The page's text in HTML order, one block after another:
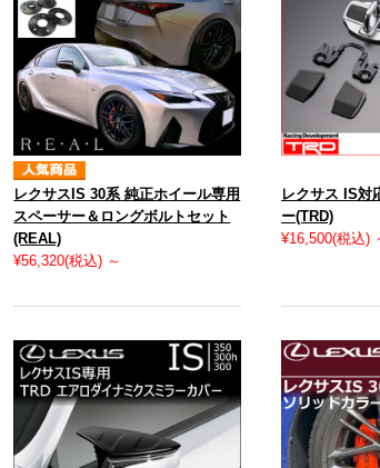
レクサスIS 30系 純正ホイール専用
スペーサー＆ロングボルトセット
(REAL)
¥56,320(税込) ～
レクサス IS対
ー(TRD)
¥16,500(税込)